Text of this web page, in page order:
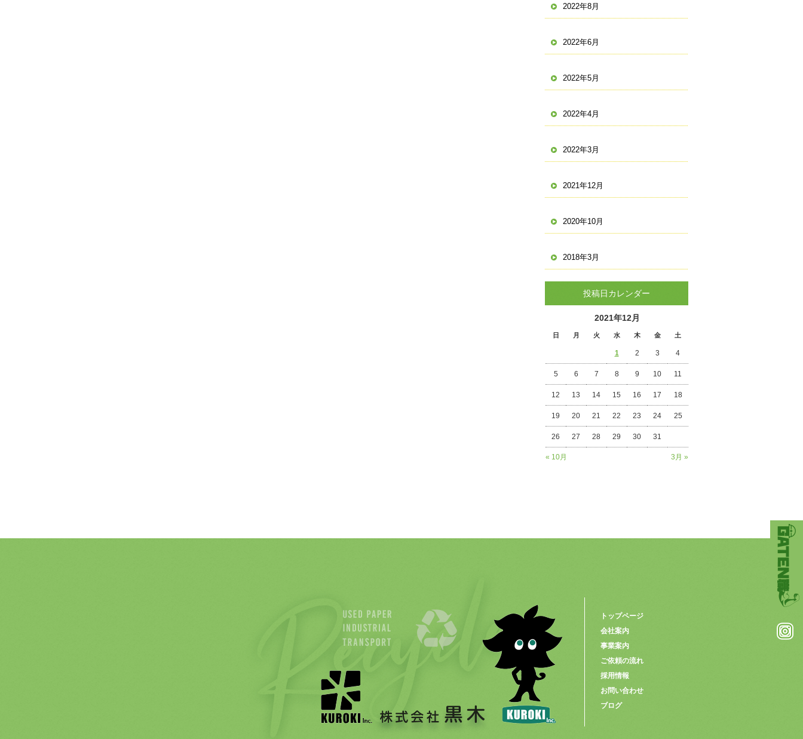
2022年8月
2022年6月
2022年5月
2022年4月
2022年3月
2021年12月
2020年10月
2018年3月
投稿日カレンダー
2021年12月
日 月 火 水 木 金 土
« 10月 3月 »
1 2 3 4
5 6 7 8 9 10 11
12 13 14 15 16 17 18
19 20 21 22 23 24 25
26 27 28 29 30 31
トップページ
会社案内
事業案内
ご依頼の流れ
採用情報
お問い合わせ
ブログ